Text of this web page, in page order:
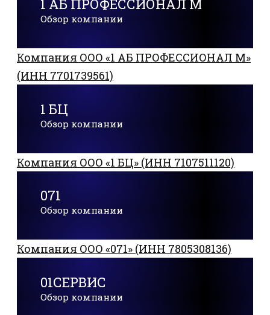
1 АБ ПРОФЕССИОНАЛ М
Обзор компании
Компания ООО «1 АБ ПРОФЕССИОНАЛ М»
(ИНН 7701739561)
1 БЦ
Обзор компании
Компания ООО «1 БЦ» (ИНН 7107511120)
071
Обзор компании
Компания ООО «071» (ИНН 7805308136)
01СЕРВИС
Обзор компании